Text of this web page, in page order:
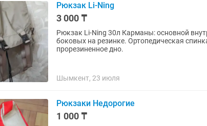
Рюкзак Li-Ning
3 000 ₸
Рюкзак Li-Ning 30л Карманы: основной внутренний, для ноутбука, небольшой впереди и 2
боковых на резинке. Ортопедическая спинка, крепление для фиксации на чемодане. Плотное
прорезиненное дно.
Шымкент, 23 июля
Рюкзаки Недорогие
1 000 ₸